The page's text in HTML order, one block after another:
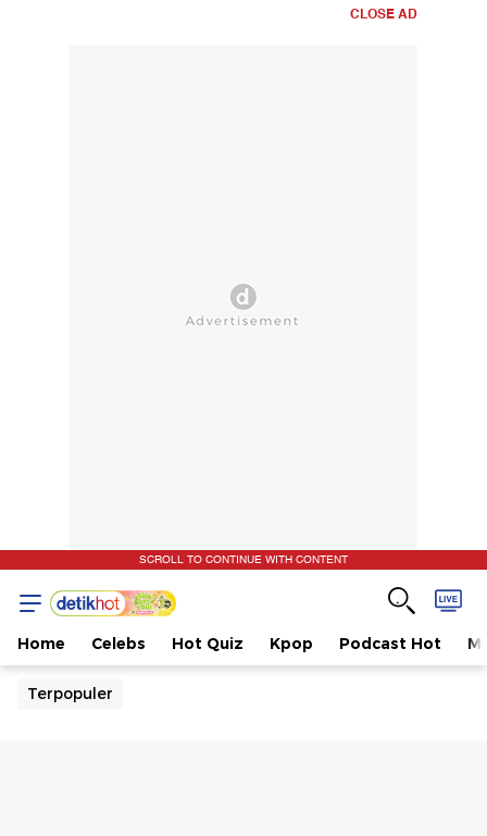
CLOSE AD
SCROLL TO CONTINUE WITH CONTENT
Home Celebs Hot Quiz Kpop Podcast Hot
Terpopuler